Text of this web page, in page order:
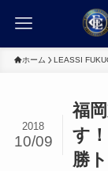
ホーム LEASSI
福
す
勝
2018
10/09